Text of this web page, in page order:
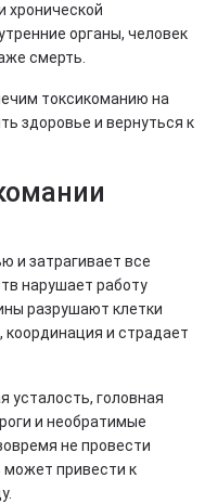
хронической
органы, человек
смерть.
токсикоманию на
здоровье и вернуться к
и затрагивает все
нарушает работу
разрушают клетки
координация и страдает
усталость, головная
и необратимые
не провести
может привести к